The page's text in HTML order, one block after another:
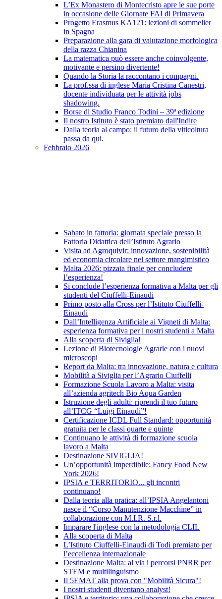
L’Ex Monastero di Montecristo apre le sue porte
in occasione delle Giornate FAI di Primavera
Progetto Erasmus KA121: lezioni di sommelier
in Spagna
Preparazione alla gara di valutazione morfologica
della razza Chianina
La matematica può essere anche coinvolgente,
motivante e persino divertente!
Quando la Storia la raccontano i compagni.
La prof.ssa di inglese Maria Cristina Canestri,
docente individuata per le attività jobs
shadowing.
Borse di Studio Franco Todini – 39ª edizione
Il nostro Istituto è stato premiato dall'Indire
Dalla teoria al campo: il futuro della viticoltura
passa da qui.
Febbraio 2026
Sabato in fattoria: giornata speciale presso la
Fattoria Didattica dell’Istituto Agrario
Visita ad Agroquivir: innovazione, sostenibilità
ed economia circolare nel settore mangimistico
Malta 2026: pizzata finale per concludere
l’esperienza!
Si conclude l’esperienza formativa a Malta per gli
studenti del Ciuffelli-Einaudi
Primo posto alla Cross per l’Istituto Ciuffelli-
Einaudi
Dall’Intelligenza Artificiale ai Vigneti di Malta:
esperienza formativa per i nostri studenti a Malta
Alla scoperta di Siviglia!
Lezione di Biotecnologie Agrarie con i nuovi
microscopi
Report da Malta: tra innovazione, natura e cultura
Mobilità a Siviglia per l’Agrario Ciuffelli
Formazione Scuola Lavoro a Malta: visita
all’azienda agritech Bio Aqua Garden
Istruzione degli adulti: riprendi il tuo futuro
all’ITCG “Luigi Einaudi”!
Certificazione ICDL Full Standard: opportunità
gratuita per le classi quarte e quinte
Continuano le attività di formazione scuola
lavoro a Malta
Destinazione SIVIGLIA!
Un’opportunità imperdibile: Fancy Food New
York 2026!
IPSIA e TERRITORIO... gli incontri
continuano!
Dalla teoria alla pratica: all’IPSIA Angelantoni
nasce il “Corso Manutenzione Macchine” in
collaborazione con M.I.R. S.r.l.
Imparare l'inglese con la metodologia CLIL
Alla scoperta di Malta
L’Istituto Ciuffelli-Einaudi di Todi premiato per
l’eccellenza internazionale
Destinazione Malta: al via i percorsi PNRR per
STEM e multilinguismo
Il 5EMAT alla prova con "Mobilità Sicura"!
I nostri studenti diventano analyst!